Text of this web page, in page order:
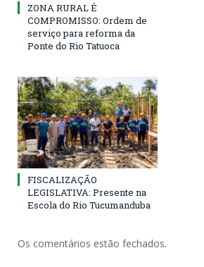
ZONA RURAL É
COMPROMISSO: Ordem de
serviço para reforma da
Ponte do Rio Tatuoca
FISCALIZAÇÃO
LEGISLATIVA: Presente na
Escola do Rio Tucumanduba
Os comentários estão fechados.